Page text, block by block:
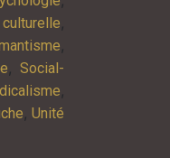
,
,
,Social-
,
,Unité